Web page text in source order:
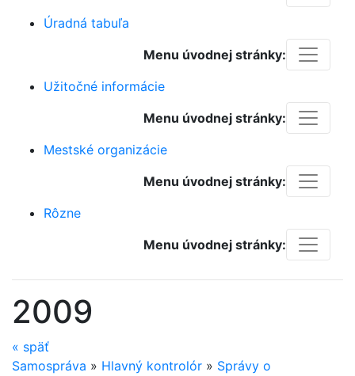
Úradná tabuľa
Menu úvodnej stránky:
Užitočné informácie
Menu úvodnej stránky:
Mestské organizácie
Menu úvodnej stránky:
Rôzne
Menu úvodnej stránky:
2009
« späť
Samospráva » Hlavný kontrolór » Správy o